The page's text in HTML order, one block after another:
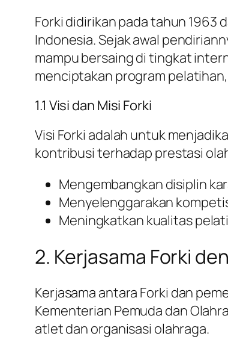
Forki didirikan pada tahun 1963
Indonesia. Sejak awal
mampu bersaing di tingkat
menciptakan program
1.1 Visi dan Misi Forki
Visi Forki adalah untuk
kontribusi terhadap prestasi
Mengembangkan disiplin
Menyelenggarakan
Meningkatkan kualitas
2. Kerjasama Forki
Kerjasama antara Forki dan
Kementerian Pemuda dan
atlet dan organisasi olahraga.